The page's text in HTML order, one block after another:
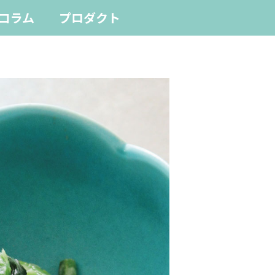
ラム プロダクト